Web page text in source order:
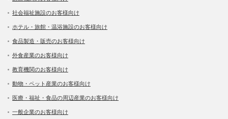
社会福祉施設のお客様向け
ホテル・旅館・温浴施設のお客様向け
食品製造・販売のお客様向け
外食産業のお客様向け
教育機関のお客様向け
動物・ペット産業のお客様向け
医療・福祉・食品の周辺産業のお客様向け
一般企業のお客様向け